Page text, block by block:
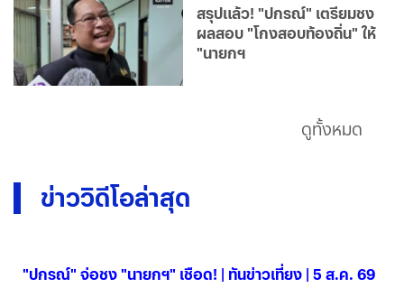
สรุปแล้ว! "ปกรณ์" เตรียมชง
ผลสอบ "โกงสอบท้องถิ่น" ให้
"นายกฯ
ดูทั้งหมด
ข่าววิดีโอล่าสุด
"ปกรณ์" จ่อชง "นายกฯ" เชือด! | ทันข่าวเที่ยง | 5 ส.ค. 69